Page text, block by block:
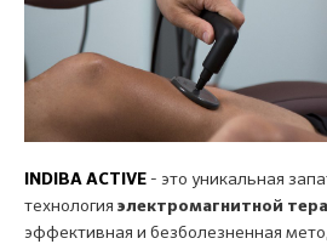
INDIBA ACTIVE - это уникальная
технология электромагнитной
эффективная и безболезненная